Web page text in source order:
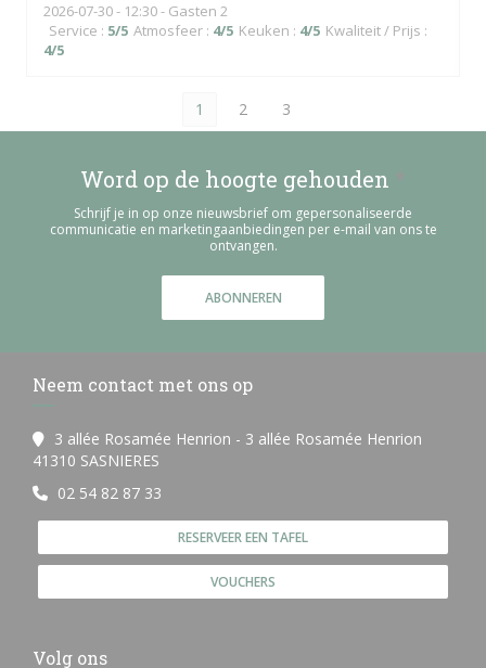
2026-07-30- 12:30 - Gasten 2
Service : 5/5 Atmosfeer : 4/5 Keuken : 4/5 Kwaliteit / Prijs :
4/5
1 2 3
Word op de hoogte gehouden
Schrijf je in op onze nieuwsbrief om gepersonaliseerde
communicatie en marketingaanbiedingen per e-mail van ons te
ontvangen.
ABONNEREN
Neem contact met ons op
3 allée Rosamée Henrion - 3 allée Rosamée Henrion
41310 SASNIERES
02 54 82 87 33
RESERVEER EEN TAFEL
VOUCHERS
Volg ons